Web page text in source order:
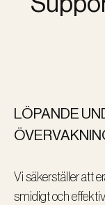
LÖPANDE
Vi säkerställer att
smidigt och